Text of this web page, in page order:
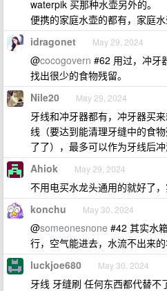
waterpik 买那种水壶另外的。
便携的家庭水壶的都有，家庭
idragonet May 29, 2024
@cocogovern #62 用过，冲牙
找出很少的食物残留。
Nile20 May 29, 2024
牙线和冲牙器都有，冲牙器买
线（要达到能清理牙缝中的食
了了），最多可以作为牙线后
Ahiok May 29, 2024
不用电买水龙头通用的就好了
konchu May 30, 2024
@someonesnone #42 其实水
行，空气能进去，水流不出来的
luckjoe680 May 30, 2024
牙线 牙缝刷 任何东西都代替